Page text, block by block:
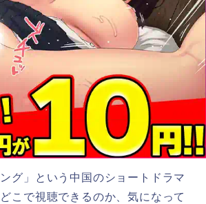
グ」という中国のショートドラマ
こで視聴できるのか、気になって